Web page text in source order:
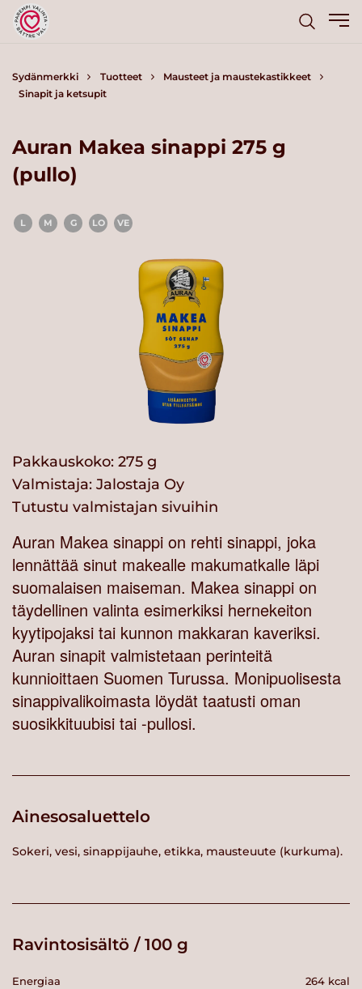
Sydänmerkki Tuotteet
Mausteet ja maustekastikkeet
Sinapit ja ketsupit
Auran Makea sinappi 275 g
(pullo)
L M G LO VE
Pakkauskoko: 275 g
Valmistaja: Jalostaja Oy
Tutustu valmistajan sivuihin
Auran Makea sinappi on rehti sinappi, joka
lennättää sinut makealle makumatkalle läpi
suomalaisen maiseman. Makea sinappi on
täydellinen valinta esimerkiksi hernekeiton
kyytipojaksi tai kunnon makkaran kaveriksi.
Auran sinapit valmistetaan perinteitä
kunnioittaen Suomen Turussa. Monipuolisesta
sinappivalikoimasta löydät taatusti oman
suosikkituubisi tai -pullosi.
Ainesosaluettelo
Sokeri, vesi, sinappijauhe, etikka, mausteuute (kurkuma).
Ravintosisältö / 100 g
Energiaa 264 kcal